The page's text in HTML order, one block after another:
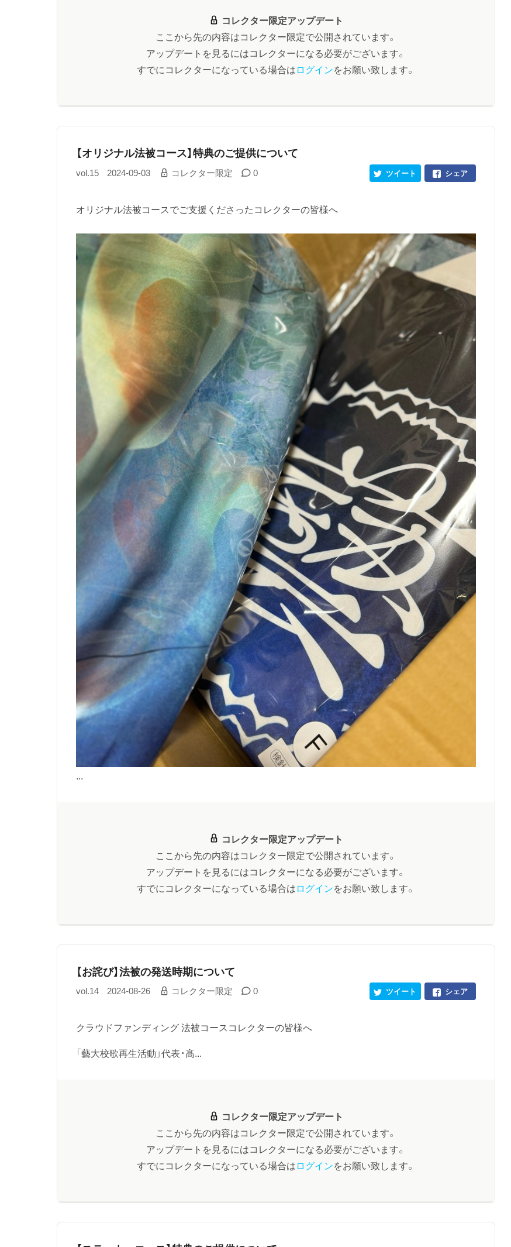
コレクター限定アップデート
ここから先の内容はコレクター限定で公開されています。
アップデートを見るにはコレクターになる必要がございます。
すでにコレクターになっている場合はログインをお願い致します。
【オリジナル法被コース】特典のご提供について
vol.15 2024-09-03 コレクター限定 0 シェア
ツイート
オリジナル法被コースでご支援くださったコレクターの皆様へ
...
コレクター限定アップデート
ここから先の内容はコレクター限定で公開されています。
アップデートを見るにはコレクターになる必要がございます。
すでにコレクターになっている場合はログインをお願い致します。
【お詫び】法被の発送時期について
vol.14 2024-08-26 コレクター限定 0 シェア
ツイート
クラウドファンディング 法被コースコレクターの皆様へ
「藝大校歌再生活動」代表・髙...
コレクター限定アップデート
ここから先の内容はコレクター限定で公開されています。
アップデートを見るにはコレクターになる必要がございます。
すでにコレクターになっている場合はログインをお願い致します。